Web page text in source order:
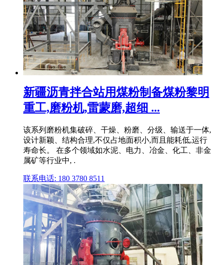
新疆沥青拌合站用煤粉制备煤粉黎明
重工,磨粉机,雷蒙磨,超细 ...
该系列磨粉机集破碎、干燥、粉磨、分级、输送于一体,
设计新颖、结构合理,不仅占地面积小,而且能耗低,运行
寿命长。 在多个领域如水泥、电力、冶金、化工、非金
属矿等行业中, .
联系电话: 180 3780 8511